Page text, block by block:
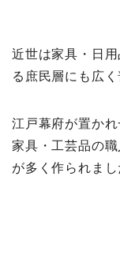
近世は家具・日
る庶民層にも広く
江戸幕府が置か
家具・工芸品の
が多く作られまし